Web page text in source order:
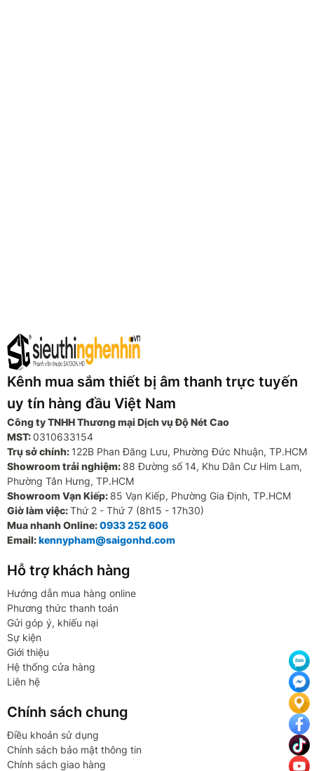
Kênh mua sắm thiết bị âm thanh trực tuyến
uy tín hàng đầu Việt Nam
Công ty TNHH Thương mại Dịch vụ Độ Nét Cao
MST:0310633154
Trụ sở chính: 122B Phan Đăng Lưu, Phường Đức Nhuận, TP.HCM
Showroom trải nghiệm: 88 Đường số 14, Khu Dân Cư Him Lam,
Phường Tân Hưng, TP.HCM
Showroom Vạn Kiếp: 85 Vạn Kiếp, Phường Gia Định, TP.HCM
Giờ làm việc:Thứ 2 - Thứ 7 (8h15 - 17h30)
Mua nhanh Online:0933 252 606
Email:kennypham@saigonhd.com
Hỗ trợ khách hàng
Hướng dẫn mua hàng online
Phương thức thanh toán
Gửi góp ý, khiếu nại
Sự kiện
Giới thiệu
Hệ thống cửa hàng
Liên hệ
Chính sách chung
Điều khoản sử dụng
Chính sách bảo mật thông tin
Chính sách giao hàng